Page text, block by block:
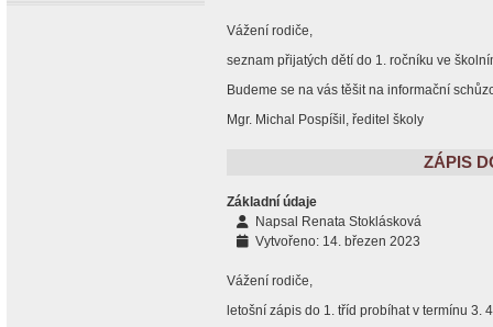
Vážení rodiče,
seznam přijatých dětí do 1. ročníku ve
Budeme se na vás těšit na informační
Mgr. Michal Pospíšil, ředitel školy
ZÁPIS
Základní údaje
Napsal Renata Stoklásková
Vytvořeno: 14. březen 2023
Vážení rodiče,
letošní zápis do 1. tříd probíhat v termínu 3.